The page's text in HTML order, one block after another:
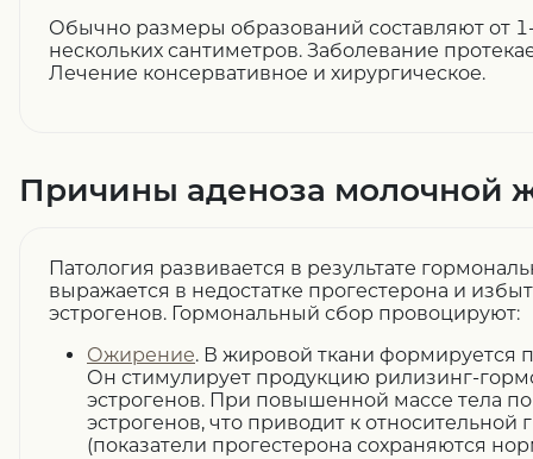
Обычно размеры образований составляют от
нескольких сантиметров. Заболевание
Лечение консервативное и хирургическое.
Причины аденоза молочной
Патология развивается в результате
выражается в недостатке прогестерона и
эстрогенов. Гормональный сбор провоцируют:
Ожирение. В жировой ткани формируется
Он стимулирует продукцию рилизинг-
эстрогенов. При повышенной массе тела
эстрогенов, что приводит к относительной
(показатели прогестерона сохраняются